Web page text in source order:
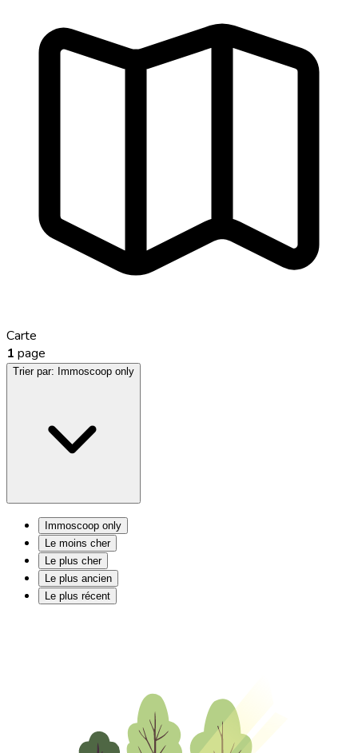
Carte
1 page
Trier par: Immoscoop only
Immoscoop only
Le moins cher
Le plus cher
Le plus ancien
Le plus récent